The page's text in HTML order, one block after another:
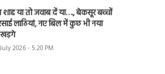
शाह या तो जवाब दें या…., बेकसूर बच्चों
लाठियां, नए बिल में कुछ भी नया
2026 - 5:20 PM